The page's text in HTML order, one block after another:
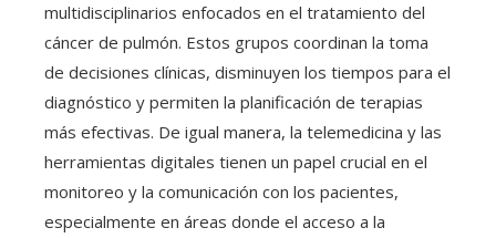
multidisciplinarios enfocados en el tratamiento del
cáncer de pulmón. Estos grupos coordinan la toma
de decisiones clínicas, disminuyen los tiempos para el
diagnóstico y permiten la planificación de terapias
más efectivas. De igual manera, la telemedicina y las
herramientas digitales tienen un papel crucial en el
monitoreo y la comunicación con los pacientes,
especialmente en áreas donde el acceso a la